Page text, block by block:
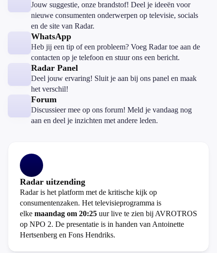
Jouw suggestie, onze brandstof! Deel je ideeën voor
nieuwe consumenten onderwerpen op televisie, socials
en de site van Radar.
WhatsApp
Heb jij een tip of een probleem? Voeg Radar toe aan de
contacten op je telefoon en stuur ons een bericht.
Radar Panel
Deel jouw ervaring! Sluit je aan bij ons panel en maak
het verschil!
Forum
Discussieer mee op ons forum! Meld je vandaag nog
aan en deel je inzichten met andere leden.
Radar uitzending
Radar is het platform met de kritische kijk op
consumentenzaken. Het televisieprogramma is
elke maandag om 20:25 uur live te zien bij AVROTROS
op NPO 2. De presentatie is in handen van Antoinette
Hertsenberg en Fons Hendriks.